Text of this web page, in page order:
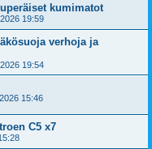
kumimatot
19:59
verhoja ja
19:54
15:46
C5 x7